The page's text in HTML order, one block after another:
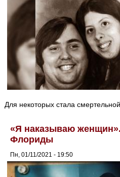
Для некоторых стала
«Я наказываю
Флориды
Пн, 01/11/2021 - 19:50